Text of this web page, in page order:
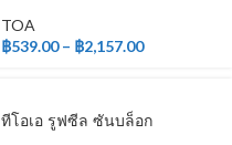
TOA
฿539.00 – ฿2,157.00
ทีโอเอ รูฟซีล ซันบล็อก